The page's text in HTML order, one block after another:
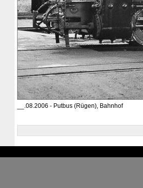
__.08.2006 - Putbus (Rügen), Bahnhof